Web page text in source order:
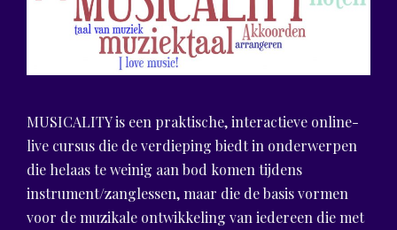
MUSICALITY is een praktische, interactieve online-
live cursus die de verdieping biedt in onderwerpen
die helaas te weinig aan bod komen tijdens
instrument/zanglessen, maar die de basis vormen
voor de muzikale ontwikkeling van iedereen die met